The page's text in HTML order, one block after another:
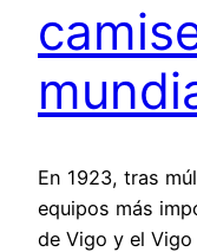
En 1923, tras
equipos más
de Vigo y el